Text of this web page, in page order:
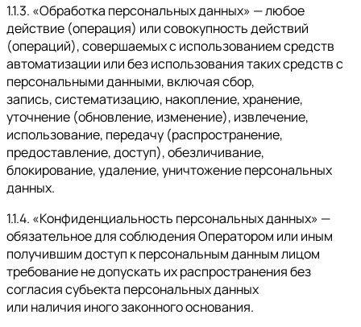
1.1.3. «Обработка персональных данных» — любое
действие (операция) или совокупность действий
(операций), совершаемых с использованием средств
автоматизации или без использования таких средств с
персональными данными, включая сбор,
запись, систематизацию, накопление, хранение,
уточнение (обновление, изменение), извлечение,
использование, передачу (распространение,
предоставление, доступ), обезличивание,
блокирование, удаление, уничтожение персональных
данных.
1.1.4. «Конфиденциальность персональных данных» —
обязательное для соблюдения Оператором или иным
получившим доступ к персональным данным лицом
требование не допускать их распространения без
согласия субъекта персональных данных
или наличия иного законного основания.